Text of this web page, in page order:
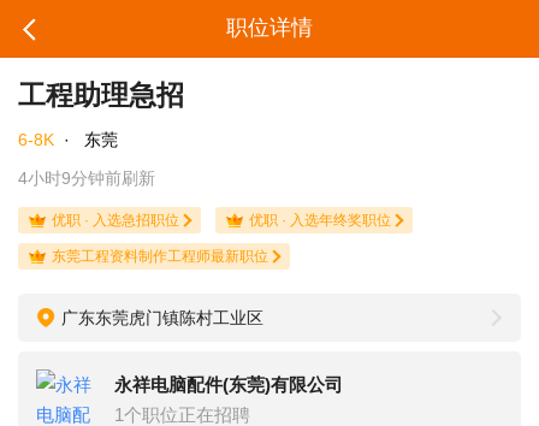
职位详情
工程助理急招
6-8K ·
东莞
4小时9分钟前刷新
优职 · 入选急招职位 优职 · 入选年终奖职位
东莞工程资料制作工程师最新职位
广东东莞虎门镇陈村工业区
永祥电脑配件(东莞)有限公司
1个职位正在招聘